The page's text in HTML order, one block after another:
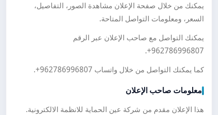
يمكنك من خلال صفحة الإعلان مشاهدة الصور، التفاصيل،
السعر، ومعلومات التواصل المتاحة.
يمكنك التواصل مع صاحب الإعلان عبر الرقم
+962786996807
.
كما يمكنك التواصل من خلال واتساب +962786996807
.
معلومات صاحب الإعلان
هذا الإعلان مقدم من شركة عين الحماية للانظمة الالكترونية.